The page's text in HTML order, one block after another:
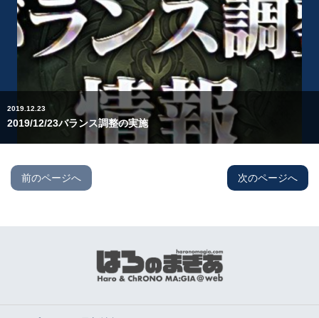
2019.12.23
2019/12/23バランス調整の実施
前のページへ 次のページへ